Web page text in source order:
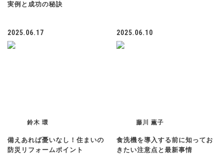
実例と成功の秘訣
2025.06.17
鈴木 環
備えあれば憂いなし！住まいの
防災リフォームポイント
2025.06.10
藤川 薫子
食洗機を導入する前に知ってお
きたい注意点と最新事情